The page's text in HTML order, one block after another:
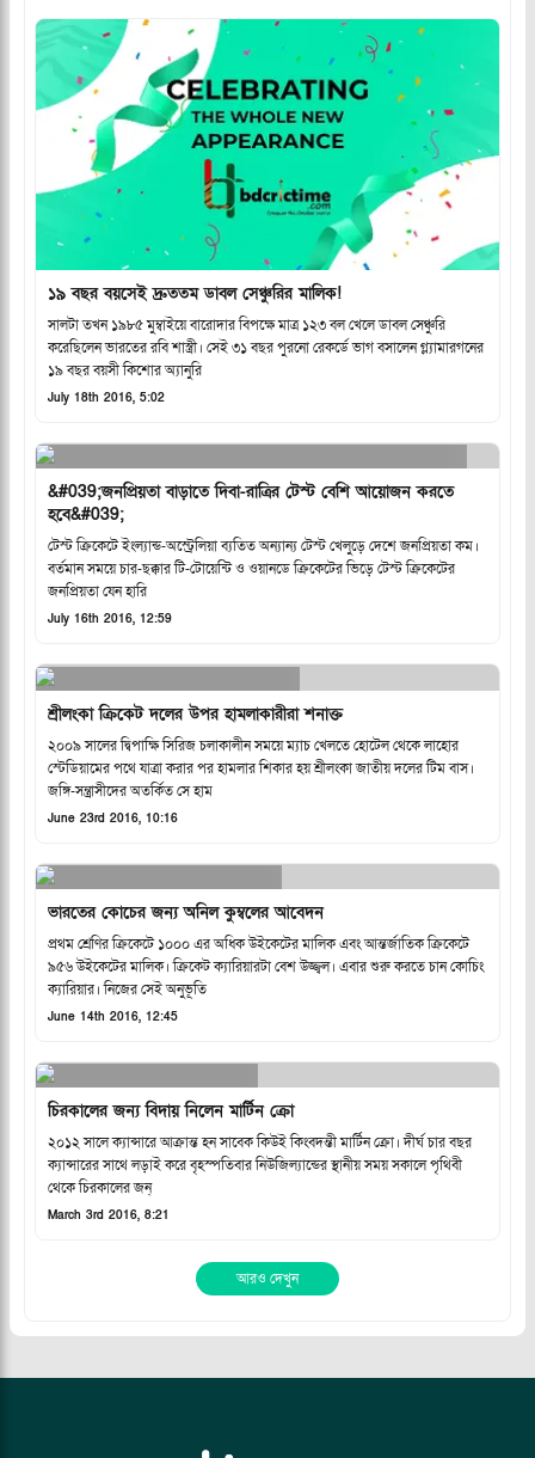
১৯ বছর বয়সেই দ্রুততম ডাবল সেঞ্চুরির মালিক!
সালটা তখন ১৯৮৫ মুম্বাইয়ে বারোদার বিপক্ষে মাত্র ১২৩ বল খেলে ডাবল সেঞ্চুরি
করেছিলেন ভারতের রবি শাস্ত্রী। সেই ৩১ বছর পুরনো রেকর্ডে ভাগ বসালেন গ্ল্যামারগনের
১৯ বছর বয়সী কিশোর অ্যানুরি
July 18th 2016, 5:02
&#039;জনপ্রিয়তা বাড়াতে দিবা-রাত্রির টেস্ট বেশি আয়োজন করতে
হবে&#039;
টেস্ট ক্রিকেটে ইংল্যান্ড-অস্ট্রেলিয়া ব্যতিত অন্যান্য টেস্ট খেলুড়ে দেশে জনপ্রিয়তা কম।
বর্তমান সময়ে চার-ছক্কার টি-টোয়েন্টি ও ওয়ানডে ক্রিকেটের ভিড়ে টেস্ট ক্রিকেটের
জনপ্রিয়তা যেন হারি
July 16th 2016, 12:59
শ্রীলংকা ক্রিকেট দলের উপর হামলাকারীরা শনাক্ত
২০০৯ সালের দ্বিপাক্ষি সিরিজ চলাকালীন সময়ে ম্যাচ খেলতে হোটেল থেকে লাহোর
স্টেডিয়ামের পথে যাত্রা করার পর হামলার শিকার হয় শ্রীলংকা জাতীয় দলের টিম বাস।
জঙ্গি-সন্ত্রাসীদের অতর্কিত সে হাম
June 23rd 2016, 10:16
ভারতের কোচের জন্য অনিল কুম্বলের আবেদন
প্রথম শ্রেণির ক্রিকেটে ১০০০ এর অধিক উইকেটের মালিক এবং আন্তর্জাতিক ক্রিকেটে
৯৫৬ উইকেটের মালিক। ক্রিকেট ক্যারিয়ারটা বেশ উজ্জ্বল। এবার শুরু করতে চান কোচিং
ক্যারিয়ার। নিজের সেই অনুভূতি
June 14th 2016, 12:45
চিরকালের জন্য বিদায় নিলেন মার্টিন ক্রো
২০১২ সালে ক্যান্সারে আক্রান্ত হন সাবেক কিউই কিংবদন্তী মার্টিন ক্রো। দীর্ঘ চার বছর
ক্যান্সারের সাথে লড়াই করে বৃহস্পতিবার নিউজিল্যান্ডের স্থানীয় সময় সকালে পৃথিবী
থেকে চিরকালের জন্
March 3rd 2016, 8:21
আরও দেখুন